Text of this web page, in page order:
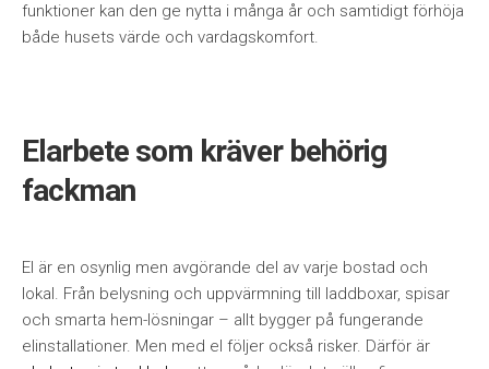
funktioner kan den ge nytta i många år och samtidigt förhöja
både husets värde och vardagskomfort.
Elarbete som kräver behörig
fackman
El är en osynlig men avgörande del av varje bostad och
lokal. Från belysning och uppvärmning till laddboxar, spisar
och smarta hem-lösningar – allt bygger på fungerande
elinstallationer. Men med el följer också risker. Därför är